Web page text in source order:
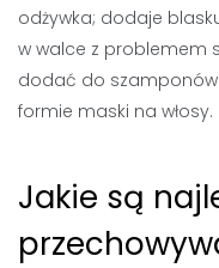
odżywka; dodaje
w walce z problemem
dodać do szamponów
formie maski na włosy.
Jakie są